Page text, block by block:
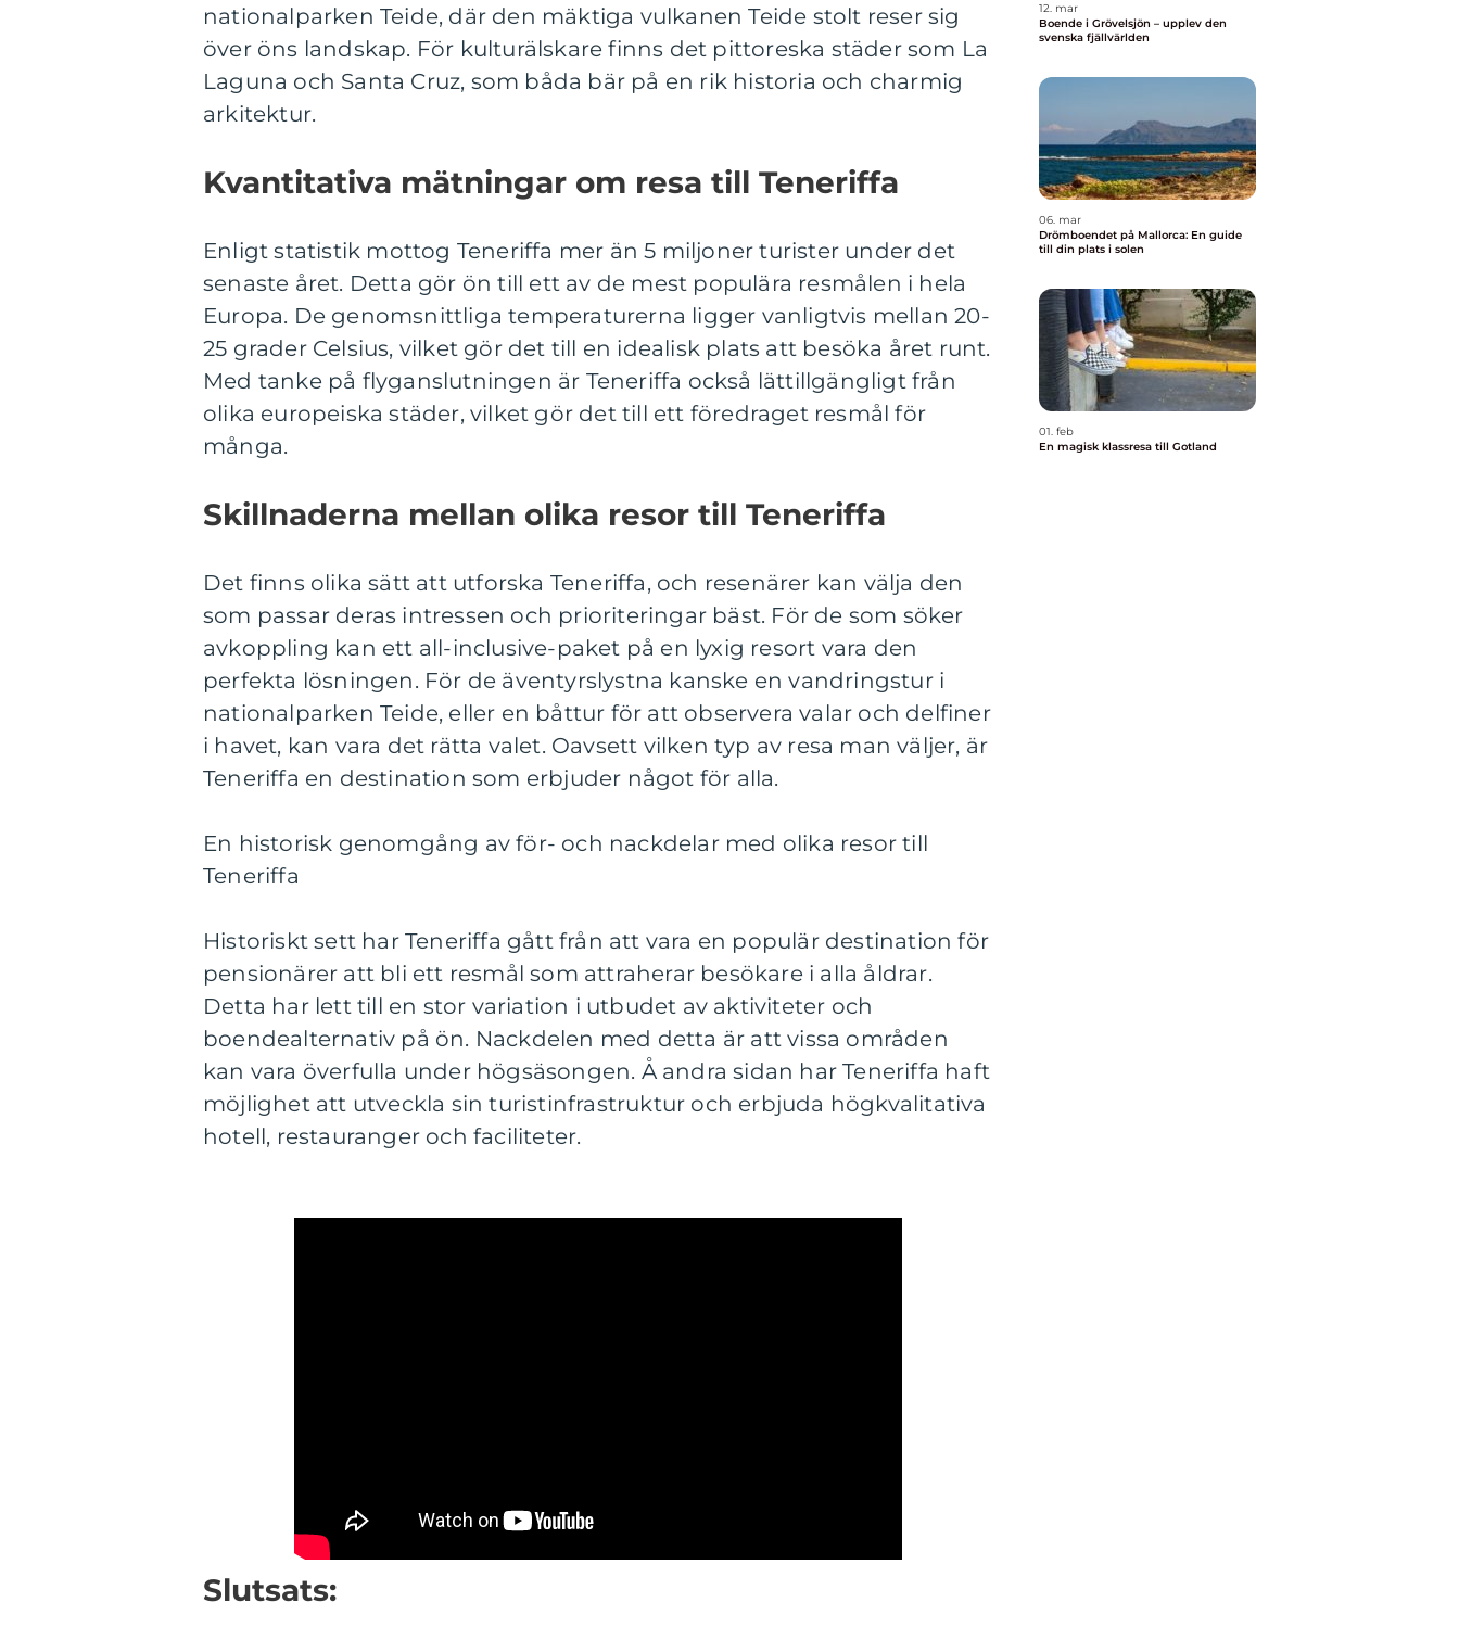
nationalparken Teide, där den mäktiga vulkanen Teide stolt reser sig
över öns landskap. För kulturälskare finns det pittoreska städer som La
Laguna och Santa Cruz, som båda bär på en rik historia och charmig
arkitektur.
Kvantitativa mätningar om resa till Teneriffa
Enligt statistik mottog Teneriffa mer än 5 miljoner turister under det
senaste året. Detta gör ön till ett av de mest populära resmålen i hela
Europa. De genomsnittliga temperaturerna ligger vanligtvis mellan 20-
25 grader Celsius, vilket gör det till en idealisk plats att besöka året runt.
Med tanke på flyganslutningen är Teneriffa också lättillgängligt från
olika europeiska städer, vilket gör det till ett föredraget resmål för
många.
Skillnaderna mellan olika resor till Teneriffa
Det finns olika sätt att utforska Teneriffa, och resenärer kan välja den
som passar deras intressen och prioriteringar bäst. För de som söker
avkoppling kan ett all-inclusive-paket på en lyxig resort vara den
perfekta lösningen. För de äventyrslystna kanske en vandringstur i
nationalparken Teide, eller en båttur för att observera valar och delfiner
i havet, kan vara det rätta valet. Oavsett vilken typ av resa man väljer, är
Teneriffa en destination som erbjuder något för alla.
En historisk genomgång av för- och nackdelar med olika resor till
Teneriffa
Historiskt sett har Teneriffa gått från att vara en populär destination för
pensionärer att bli ett resmål som attraherar besökare i alla åldrar.
Detta har lett till en stor variation i utbudet av aktiviteter och
boendealternativ på ön. Nackdelen med detta är att vissa områden
kan vara överfulla under högsäsongen. Å andra sidan har Teneriffa haft
möjlighet att utveckla sin turistinfrastruktur och erbjuda högkvalitativa
hotell, restauranger och faciliteter.
Slutsats:
12. mar
Boende i Grövelsjön – upplev den
svenska fjällvärlden
06. mar
Drömboendet på Mallorca: En guide
till din plats i solen
01. feb
En magisk klassresa till Gotland